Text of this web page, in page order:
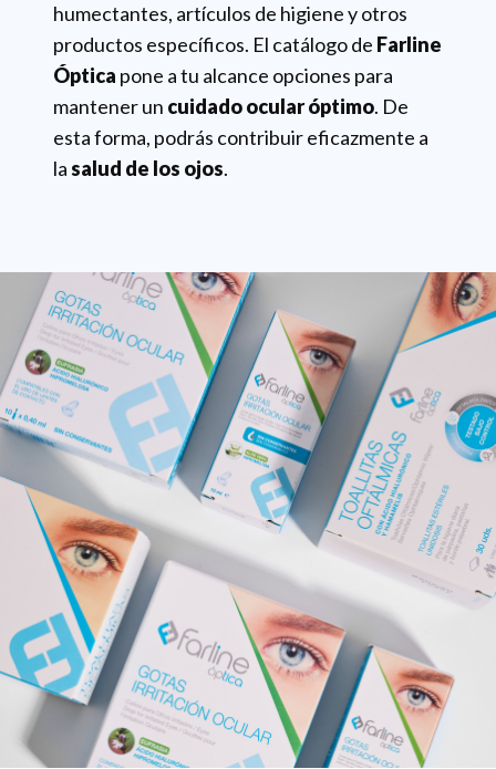
humectantes, artículos de higiene y otros
productos específicos. El catálogo de Farline
Óptica pone a tu alcance opciones para
mantener un cuidado ocular óptimo. De
esta forma, podrás contribuir eficazmente a
lasalud de los ojos.